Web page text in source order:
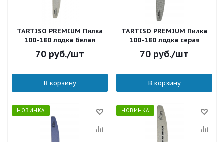
TARTISO PREMIUM Пилка
100-180 лодка белая
70 руб./шт
В корзину
TARTISO PREMIUM Пилка
100-180 лодка серая
70 руб./шт
В корзину
НОВИНКА НОВИНКА